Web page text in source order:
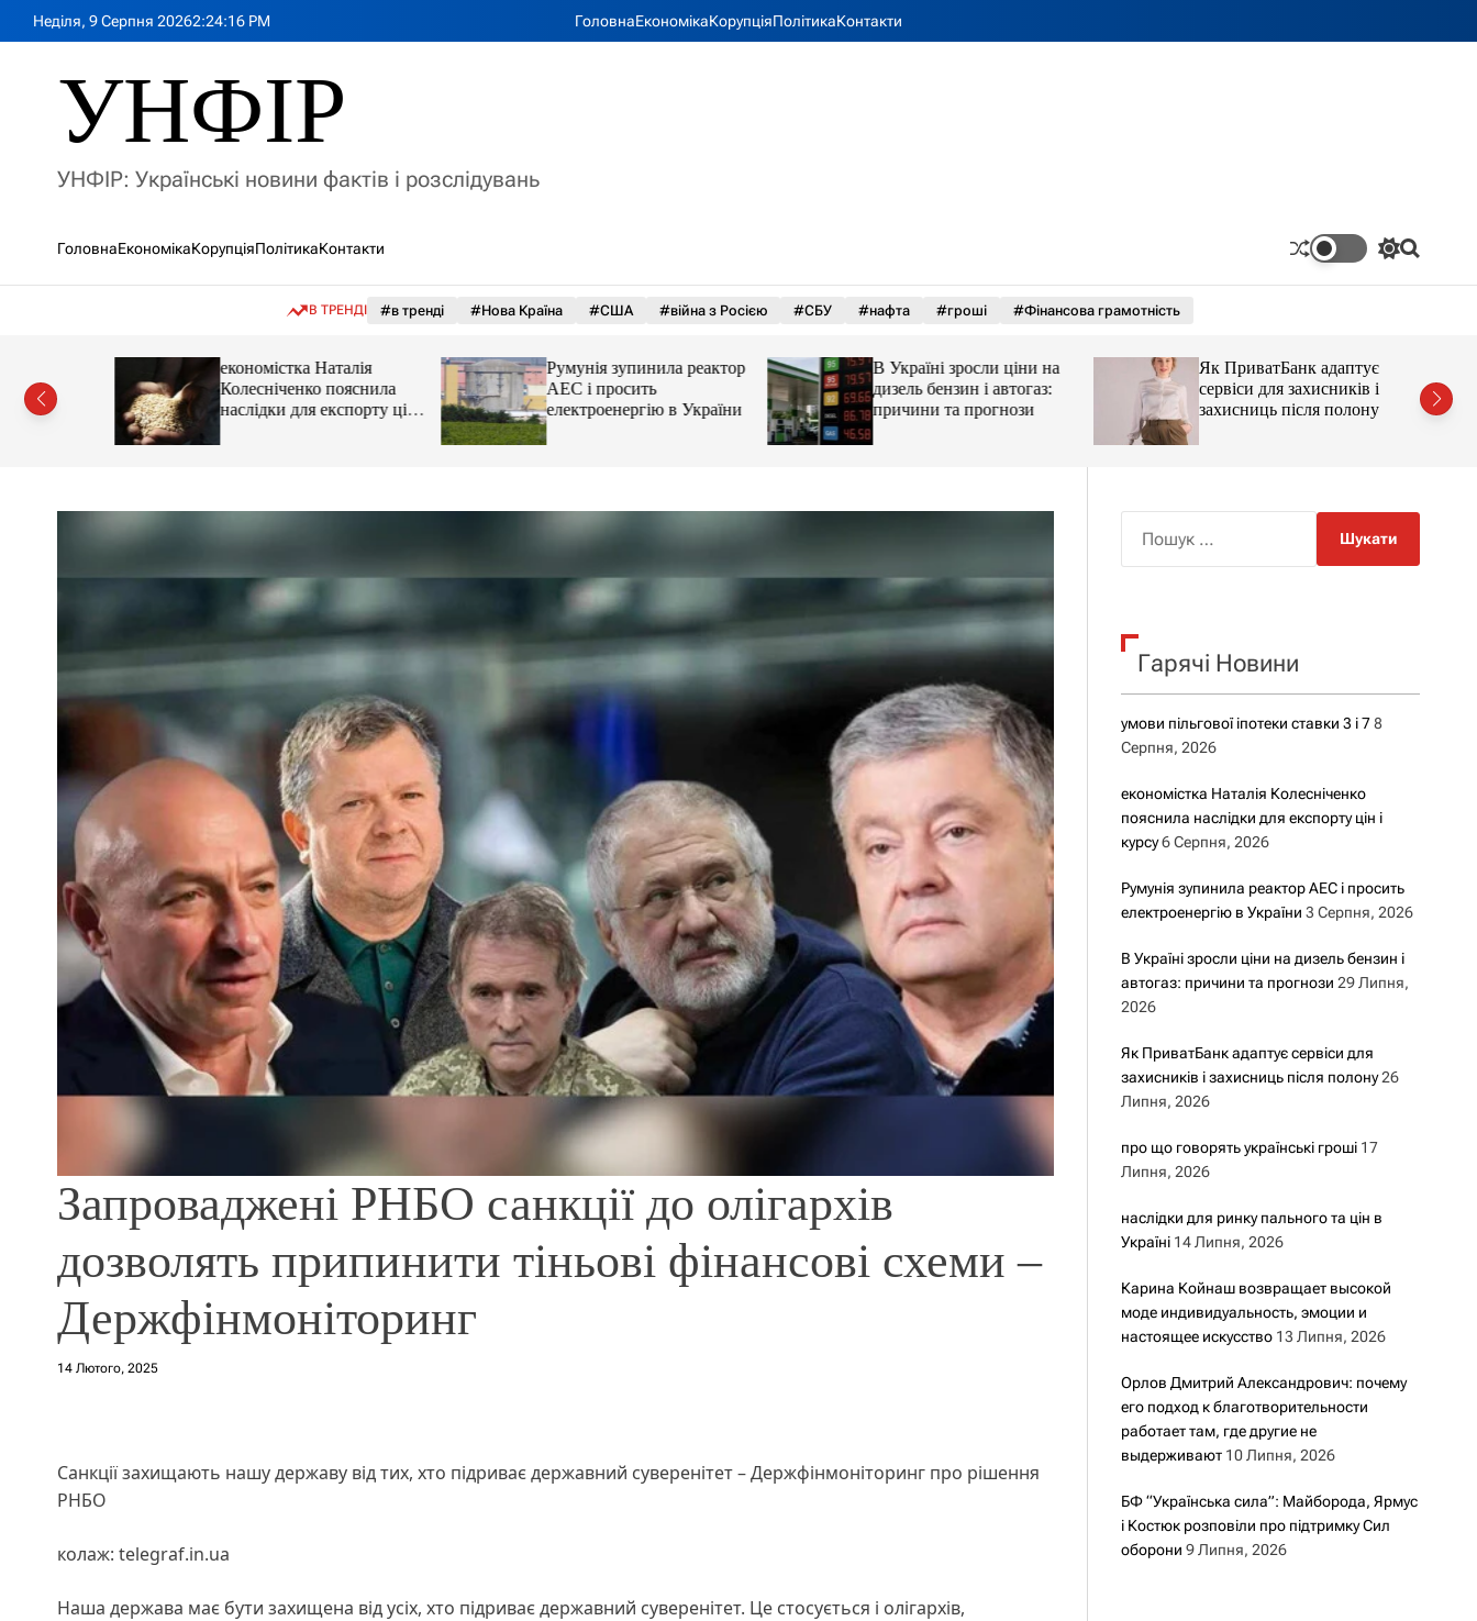
Неділя, 9 Серпня 20262:24:18 PM ГоловнаЕкономікаКорупціяПолітикаКонтакти
УНФІР
УНФІР: Українські новини фактів і розслідувань
ГоловнаЕкономікаКорупціяПолітикаКонтакти
П
к
а
ч
р
о
у
П
В ТРЕНДІ #в тренді #Нова Країна #США #війна з Росією #СБУ #нафта #гроші #Фінансова грамотність
економістка Наталія
Колесніченко пояснила
наслідки для експорту цін і
курсу
Румунія зупинила реактор
АЕС і просить
електроенергію в України
В Україні зросли ціни на
дизель бензин і автогаз:
причини та прогнози
Як ПриватБанк адаптує
сервіси для захисників і
захисниць після полону
Запроваджені РНБО санкції до олігархів
дозволять припинити тіньові фінансові схеми –
Держфінмоніторинг
14 Лютого, 2025
Санкції захищають нашу державу від тих, хто підриває державний суверенітет – Держфінмоніторинг про рішення
РНБО
колаж: telegraf.in.ua
Наша держава має бути захищена від усіх, хто підриває державний суверенітет. Це стосується і олігархів,
к
Гарячі Новини
умови пільгової іпотеки ставки 3 і 7 8
Серпня, 2026
економістка Наталія Колесніченко
пояснила наслідки для експорту цін і
курсу 6 Серпня, 2026
Румунія зупинила реактор АЕС і просить
електроенергію в України 3 Серпня, 2026
В Україні зросли ціни на дизель бензин і
автогаз: причини та прогнози 29 Липня,
2026
Як ПриватБанк адаптує сервіси для
захисників і захисниць після полону 26
Липня, 2026
про що говорять українські гроші 17
Липня, 2026
наслідки для ринку пального та цін в
Україні 14 Липня, 2026
Карина Койнаш возвращает высокой
моде индивидуальность, эмоции и
настоящее искусство 13 Липня, 2026
Орлов Дмитрий Александрович: почему
его подход к благотворительности
работает там, где другие не
выдерживают 10 Липня, 2026
БФ “Українська сила”: Майборода, Ярмус
і Костюк розповіли про підтримку Сил
оборони 9 Липня, 2026